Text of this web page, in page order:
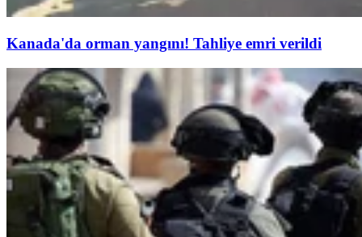
Kanada'da orman yangını! Tahliye emri verildi